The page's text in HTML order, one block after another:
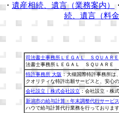
・ 遺産相続、遺言（業務案内） ・
続、遺言（料金
司法書士事務所ＬＥＧＡＬ ＳＱＵＡＲＥ
法書士事務所ＬＥＧＡＬ ＳＱＵＡＲＥ
特許事務所 大阪 ：大槻国際特許事務所は
クオリティな特許出願サービスと、安心
会社設立｜株式会社設立：会社設立・株
新潟市の給与計算・年末調整代行サービス
ハウで給与計算代行業務を行っております